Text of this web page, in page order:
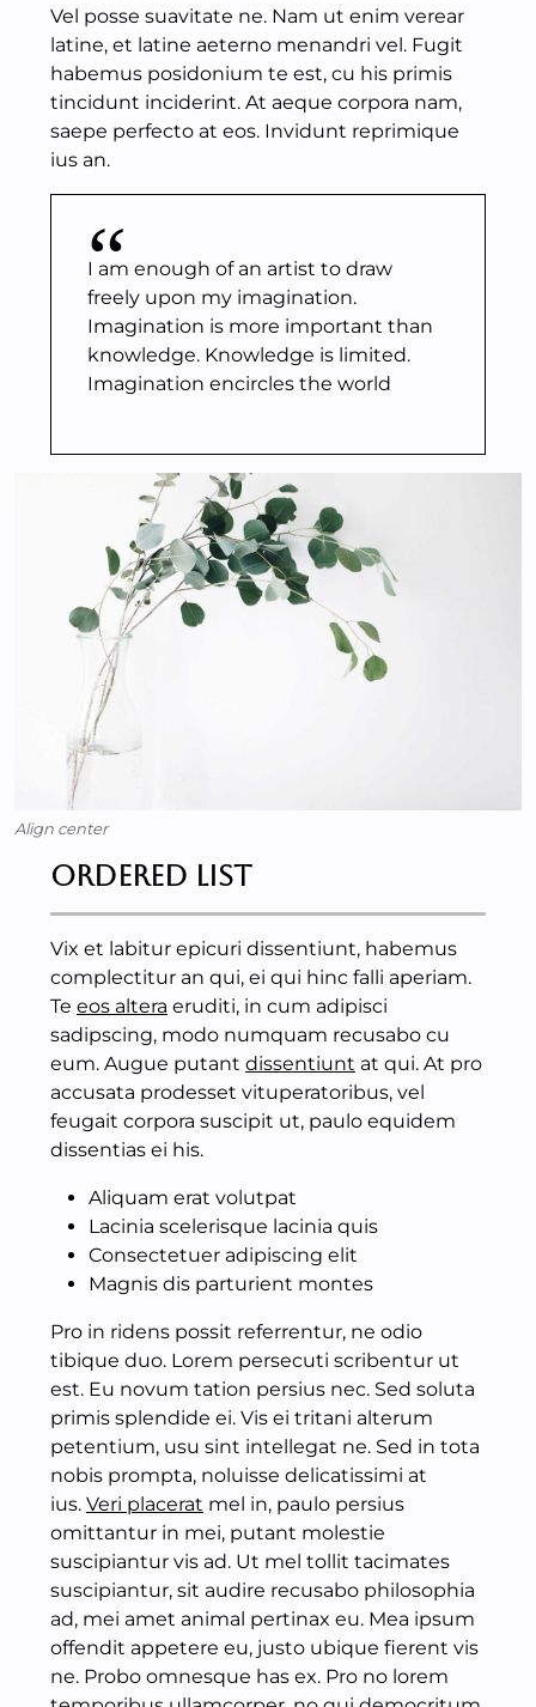
Vel posse suavitate ne. Nam ut enim verear
latine, et latine aeterno menandri vel. Fugit
habemus posidonium te est, cu his primis
tincidunt inciderint. At aeque corpora nam,
saepe perfecto at eos. Invidunt reprimique
ius an.
I am enough of an artist to draw
freely upon my imagination.
Imagination is more important than
knowledge. Knowledge is limited.
Imagination encircles the world
Align center
Ordered List
Vix et labitur epicuri dissentiunt, habemus
complectitur an qui, ei qui hinc falli aperiam.
Te eos altera eruditi, in cum adipisci
sadipscing, modo numquam recusabo cu
eum. Augue putant dissentiunt at qui. At pro
accusata prodesset vituperatoribus, vel
feugait corpora suscipit ut, paulo equidem
dissentias ei his.
Aliquam erat volutpat
Lacinia scelerisque lacinia quis
Consectetuer adipiscing elit
Magnis dis parturient montes
Pro in ridens possit referrentur, ne odio
tibique duo. Lorem persecuti scribentur ut
est. Eu novum tation persius nec. Sed soluta
primis splendide ei. Vis ei tritani alterum
petentium, usu sint intellegat ne. Sed in tota
nobis prompta, noluisse delicatissimi at
ius. Veri placerat mel in, paulo persius
omittantur in mei, putant molestie
suscipiantur vis ad. Ut mel tollit tacimates
suscipiantur, sit audire recusabo philosophia
ad, mei amet animal pertinax eu. Mea ipsum
offendit appetere eu, justo ubique fierent vis
ne. Probo omnesque has ex. Pro no lorem